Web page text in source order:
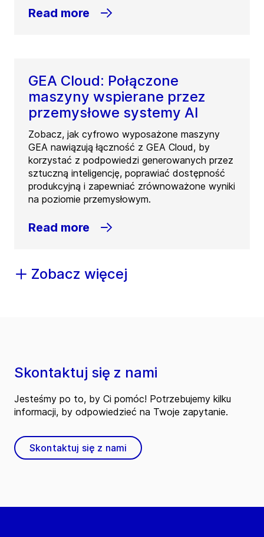
Read more
GEA Cloud: Połączone
maszyny wspierane przez
przemysłowe systemy AI
Zobacz, jak cyfrowo wyposażone maszyny
GEA nawiązują łączność z GEA Cloud, by
korzystać z podpowiedzi generowanych przez
sztuczną inteligencję, poprawiać dostępność
produkcyjną i zapewniać zrównoważone wyniki
na poziomie przemysłowym.
Read more
Zobacz więcej
Skontaktuj się z nami
Jesteśmy po to, by Ci pomóc! Potrzebujemy kilku
informacji, by odpowiedzieć na Twoje zapytanie.
Skontaktuj się z nami